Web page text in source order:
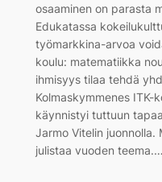
osaaminen on parasta
Edukatassa
työmarkkina-arvoa
koulu: matematiikka
ihmisyys tilaa tehdä
Kolmaskymmenes ITK-
käynnistyi tuttuun
Jarmo Vitelin juonnolla.
julistaa vuoden teema.…